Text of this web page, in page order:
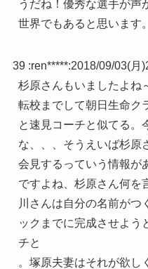
うだね！優秀な選手が声
世界でもあると思います。
39 :ren*****:2018/09/03(月
杉原さんもいましたよね
転校までして朝日生命ク
と速見コーチと似てる。
な、、、そうえいば杉原
会見するっていう情報が
ですよね、杉原さん何を
川さんは自分の名前がつ
ックまでに完成させよう
チと
。塚原夫妻はそれが欲し